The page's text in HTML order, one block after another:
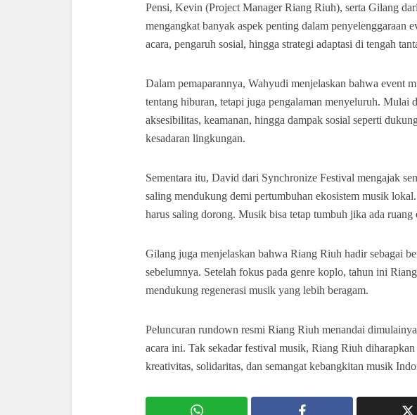
Pensi, Kevin (Project Manager Riang Riuh), serta Gilang
mengangkat banyak aspek penting dalam penyelenggaraan
acara, pengaruh sosial, hingga strategi adaptasi di tengah
Dalam pemaparannya, Wahyudi menjelaskan bahwa event
tentang hiburan, tetapi juga pengalaman menyeluruh. Mulai
aksesibilitas, keamanan, hingga dampak sosial seperti
kesadaran lingkungan.
Sementara itu, David dari Synchronize Festival mengajak
saling mendukung demi pertumbuhan ekosistem musik
harus saling dorong. Musik bisa tetap tumbuh jika ada ruang
Gilang juga menjelaskan bahwa Riang Riuh hadir sebagai
sebelumnya. Setelah fokus pada genre koplo, tahun ini
mendukung regenerasi musik yang lebih beragam.
Peluncuran rundown resmi Riang Riuh menandai
acara ini. Tak sekadar festival musik, Riang Riuh
kreativitas, solidaritas, dan semangat kebangkitan musik